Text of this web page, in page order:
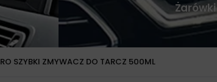
Żarówki
SZYBKI ZMYWACZ DO TARCZ 500ML